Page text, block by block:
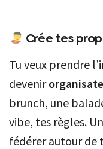
Crée tes
Tu veux prendre
devenir
brunch, une
vibe, tes règles.
fédérer autour de